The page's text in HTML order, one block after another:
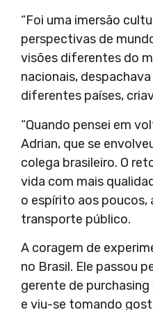
“Foi uma imersão
perspectivas de
visões diferentes do
nacionais,
diferentes países,
“Quando pensei em
Adrian, que se
colega brasileiro. O
vida com mais
o espírito aos poucos,
transporte público.
A coragem de
no Brasil. Ele passou
gerente de
e viu-se tomando